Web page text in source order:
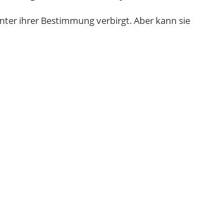
ihrer Bestimmung verbirgt. Aber kann sie